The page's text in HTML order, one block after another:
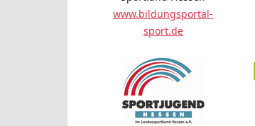
www.bildungsportal-
sport.de